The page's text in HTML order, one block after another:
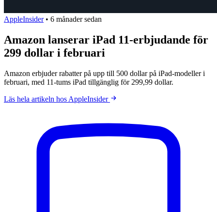
AppleInsider • 6 månader sedan
Amazon lanserar iPad 11-erbjudande för
299 dollar i februari
Amazon erbjuder rabatter på upp till 500 dollar på iPad-modeller i
februari, med 11-tums iPad tillgänglig för 299,99 dollar.
Läs hela artikeln hos AppleInsider